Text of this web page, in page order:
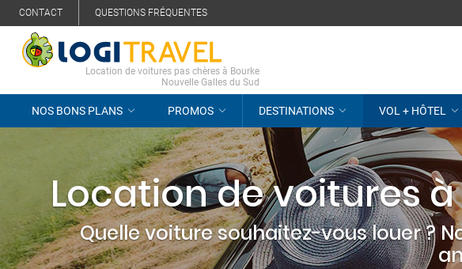
CONTACT QUESTIONS FRÉQUENTES
Location de voitures pas chères à Bourke
Nouvelle Galles du Sud
NOS BONS PLANS PROMOS DESTINATIONS VOL + HÔTEL
Location de voitures
Quelle voiture souhaitez-vous louer ?